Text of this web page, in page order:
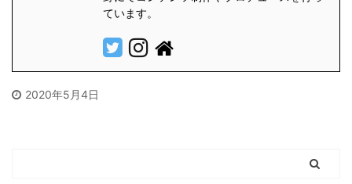
ています。
2020年5月4日